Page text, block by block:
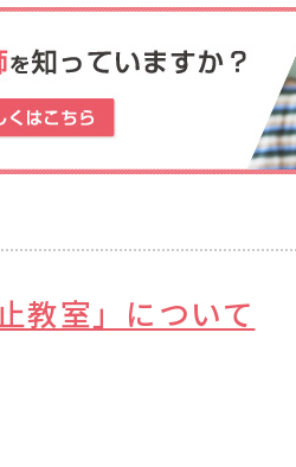
教室」について